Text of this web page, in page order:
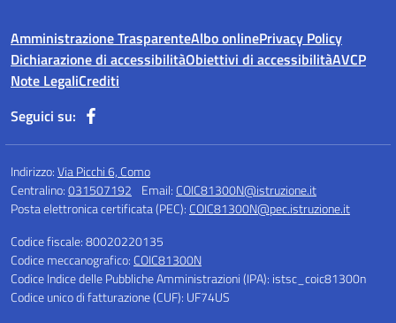
Amministrazione TrasparenteAlbo onlinePrivacy Policy
Dichiarazione di accessibilitàObiettivi di accessibilitàAVCP
Note LegaliCrediti
Seguici su:
Indirizzo:Via Picchi 6, Como
Centralino:031507192 Email: COIC81300N@istruzione.it
Posta elettronica certificata (PEC): COIC81300N@pec.istruzione.it
Codice fiscale: 80020220135
Codice meccanografico: COIC81300N
Codice Indice delle Pubbliche Amministrazioni (IPA): istsc_coic81300n
Codice unico di fatturazione (CUF): UF74US